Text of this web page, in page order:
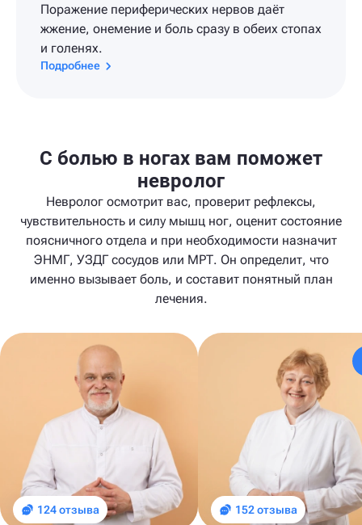
Поражение периферических нервов даёт
жжение, онемение и боль сразу в обеих стопах
и голенях.
Подробнее
С болью в ногах вам поможет
невролог
Невролог осмотрит вас, проверит рефлексы,
чувствительность и силу мышц ног, оценит состояние
поясничного отдела и при необходимости назначит
ЭНМГ, УЗДГ сосудов или МРТ. Он определит, что
именно вызывает боль, и составит понятный план
лечения.
124 отзыва 152 отзыва